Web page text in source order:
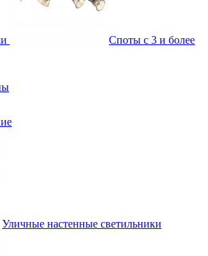
Споты с 3 и более
Уличные настенные светильники